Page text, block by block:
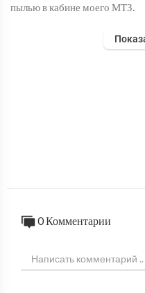
пылью в кабине моего МТЗ.
0 Комментарии